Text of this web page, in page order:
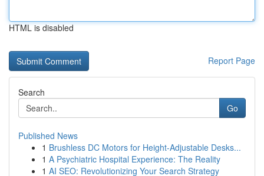
HTML is disabled
Report Page
Search
Go
Published News
1 Brushless DC Motors for Height-Adjustable Desks...
1 A Psychiatric Hospital Experience: The Reality
1 AI SEO: Revolutionizing Your Search Strategy